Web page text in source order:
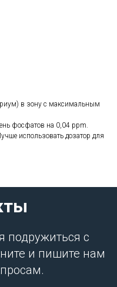
в зону с максимальным
фосфатов на 0,04 ppm.
использовать дозатор для
подружиться с
и пишите нам